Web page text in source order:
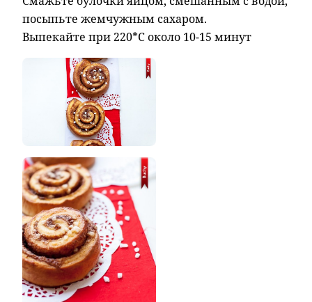
посыпьте жемчужным сахаром.
Выпекайте при 220*С около 10-15 минут